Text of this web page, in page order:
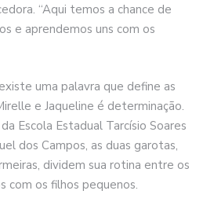
“Aqui temos a chance de
e aprendemos uns com os
uma palavra que define as
e Jaqueline é determinação.
Escola Estadual Tarcísio Soares
dos Campos, as duas garotas,
dividem sua rotina entre os
com os filhos pequenos.